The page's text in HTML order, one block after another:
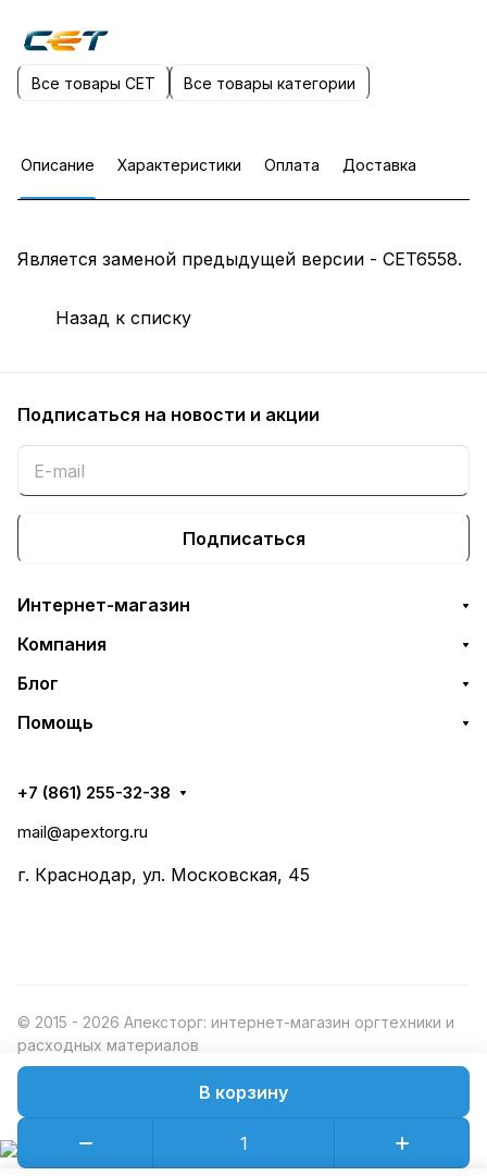
В корзину
Все товары CET Все товары категории
Описание Характеристики Оплата Доставка
Является заменой предыдущей версии - CET6558.
Назад к списку
Подписаться на новости и акции
Подписаться
Интернет-магазин
Компания
Блог
Помощь
+7 (861) 255-32-38
mail@apextorg.ru
г. Краснодар, ул. Московская, 45
© 2015 - 2026 Апексторг: интернет-магазин оргтехники и
расходных материалов
Конфиденциальность